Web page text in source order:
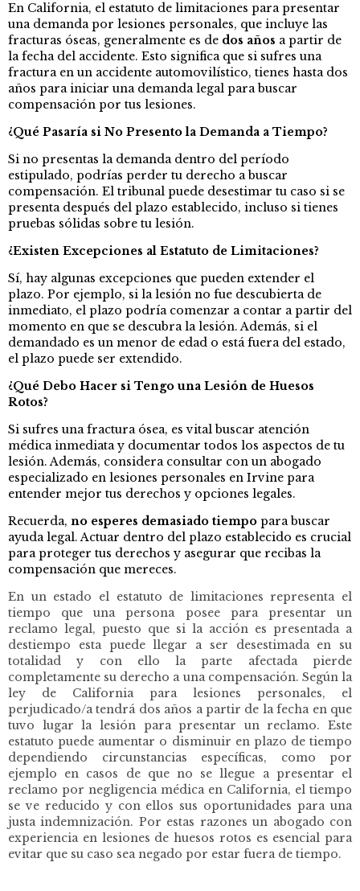
En California, el estatuto de limitaciones para presentar
una demanda por lesiones personales, que incluye las
fracturas óseas, generalmente es de dos años a partir de
la fecha del accidente. Esto significa que si sufres una
fractura en un accidente automovilístico, tienes hasta dos
años para iniciar una demanda legal para buscar
compensación por tus lesiones.
¿Qué Pasaría si No Presento la Demanda a Tiempo?
Si no presentas la demanda dentro del período
estipulado, podrías perder tu derecho a buscar
compensación. El tribunal puede desestimar tu caso si se
presenta después del plazo establecido, incluso si tienes
pruebas sólidas sobre tu lesión.
¿Existen Excepciones al Estatuto de Limitaciones?
Sí, hay algunas excepciones que pueden extender el
plazo. Por ejemplo, si la lesión no fue descubierta de
inmediato, el plazo podría comenzar a contar a partir del
momento en que se descubra la lesión. Además, si el
demandado es un menor de edad o está fuera del estado,
el plazo puede ser extendido.
¿Qué Debo Hacer si Tengo una Lesión de Huesos
Rotos?
Si sufres una fractura ósea, es vital buscar atención
médica inmediata y documentar todos los aspectos de tu
lesión. Además, considera consultar con un abogado
especializado en lesiones personales en Irvine para
entender mejor tus derechos y opciones legales.
Recuerda, no esperes demasiado tiempo para buscar
ayuda legal. Actuar dentro del plazo establecido es crucial
para proteger tus derechos y asegurar que recibas la
compensación que mereces.
En un estado el estatuto de limitaciones representa el
tiempo que una persona posee para presentar un
reclamo legal, puesto que si la acción es presentada a
destiempo esta puede llegar a ser desestimada en su
totalidad y con ello la parte afectada pierde
completamente su derecho a una compensación. Según la
ley de California para lesiones personales, el
perjudicado/a tendrá dos años a partir de la fecha en que
tuvo lugar la lesión para presentar un reclamo. Este
estatuto puede aumentar o disminuir en plazo de tiempo
dependiendo circunstancias específicas, como por
ejemplo en casos de que no se llegue a presentar el
reclamo por negligencia médica en California, el tiempo
se ve reducido y con ellos sus oportunidades para una
justa indemnización. Por estas razones un abogado con
experiencia en lesiones de huesos rotos es esencial para
evitar que su caso sea negado por estar fuera de tiempo.